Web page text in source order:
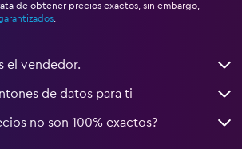
de obtener precios exactos, sin embargo,
el vendedor.
de datos para ti
no son 100% exactos?